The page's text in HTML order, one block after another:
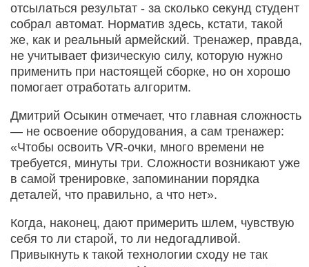
отсылаться результат - за сколько секунд студент
собрал автомат. Норматив здесь, кстати, такой
же, как и реальный армейский. Тренажер, правда,
не учитывает физическую силу, которую нужно
применить при настоящей сборке, но он хорошо
помогает отработать алгоритм.
Дмитрий Осыкин отмечает, что главная сложность
— не освоение оборудования, а сам тренажер:
«Чтобы освоить VR-очки, много времени не
требуется, минуты три. Сложности возникают уже
в самой тренировке, запоминании порядка
деталей, что правильно, а что нет».
Когда, наконец, дают примерить шлем, чувствую
себя то ли старой, то ли недогадливой.
Привыкнуть к такой технологии сходу не так